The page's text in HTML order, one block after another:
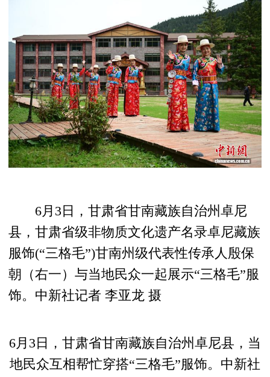
6月3日，甘肃省甘南藏族自治州卓尼
县，甘肃省级非物质文化遗产名录卓尼藏族
服饰(“三格毛”)甘南州级代表性传承人殷保
朝（右一）与当地民众一起展示“三格毛”服
饰。中新社记者 李亚龙 摄
6月3日，甘肃省甘南藏族自治州卓尼县，当
地民众互相帮忙穿搭“三格毛”服饰。中新社